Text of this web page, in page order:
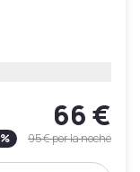
66 €
% 95 €por la noche